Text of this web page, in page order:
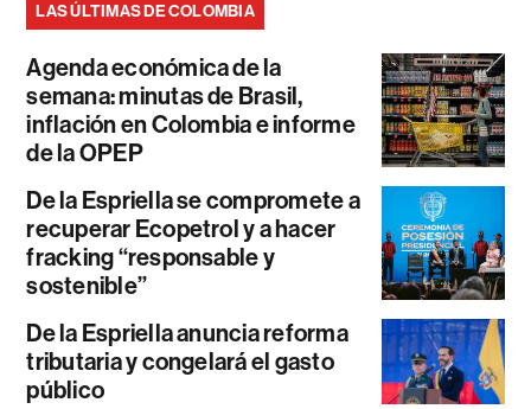
LAS ÚLTIMAS DE COLOMBIA
Agenda económica de la
semana: minutas de Brasil,
inflación en Colombia e informe
de la OPEP
De la Espriella se compromete a
recuperar Ecopetrol y a hacer
fracking “responsable y
sostenible”
De la Espriella anuncia reforma
tributaria y congelará el gasto
público